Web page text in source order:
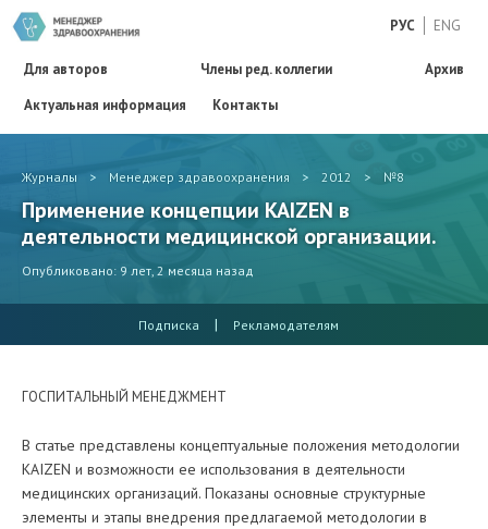
РУС ENG
Для авторов Члены ред. коллегии
Архив
Актуальная информация
Контакты
Журналы > Менеджер здравоохранения > 2012 > №8
Применение концепции KAIZEN в
деятельности медицинской организации.
Опубликовано: 9 лет, 2 месяца назад
Подписка | Рекламодателям
ГОСПИТАЛЬНЫЙ МЕНЕДЖМЕНТ
В статье представлены концептуальные положения методологии
KAIZEN и возможности ее использования в деятельности
медицинских организаций. Показаны основные структурные
элементы и этапы внедрения предлагаемой методологии в